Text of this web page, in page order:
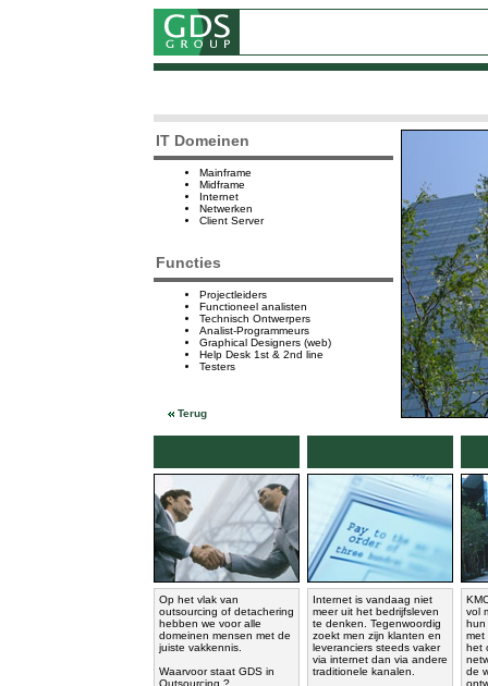
IT Domeinen
Mainframe
Midframe
Internet
Netwerken
Client Server
Functies
Projectleiders
Functioneel analisten
Technisch Ontwerpers
Analist-Programmeurs
Graphical Designers (web)
Help Desk 1st & 2nd line
Testers
Terug
Op het vlak van
outsourcing of detachering
hebben we voor alle
domeinen mensen met de
juiste vakkennis.
Waarvoor staat GDS in
Outsourcing ?
Internet is vandaag niet
meer uit het bedrijfsleven
te denken. Tegenwoordig
zoekt men zijn klanten en
leveranciers steeds vaker
via internet dan via andere
traditionele kanalen.
vol
hun
met
het
de